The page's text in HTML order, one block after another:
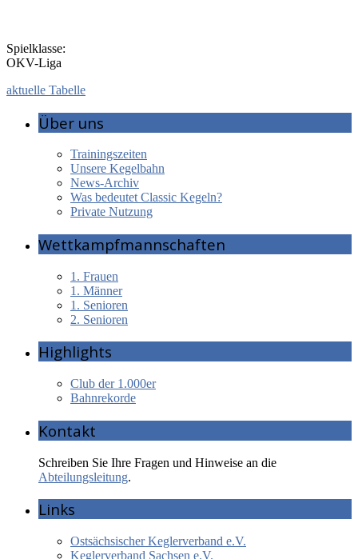
Spielklasse:
OKV-Liga
aktuelle Tabelle
Über uns
Trainingszeiten
Unsere Kegelbahn
News-Archiv
Was bedeutet Classic Kegeln?
Private Nutzung
Wettkampfmannschaften
1. Frauen
1. Männer
1. Senioren
2. Senioren
Highlights
Club der 1.000er
Bahnrekorde
Kontakt
Schreiben Sie Ihre Fragen und Hinweise an die
Abteilungsleitung.
Links
Ostsächsischer Keglerverband e.V.
Keglerverband Sachsen e.V.